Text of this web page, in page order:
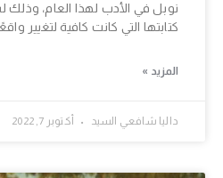
نوبل في الأدب لهذا العام، وذلك
كتابتها التي كانت كافية لتغيير
المزيد »
داليا شافعي السيد أكتوبر 7, 2022